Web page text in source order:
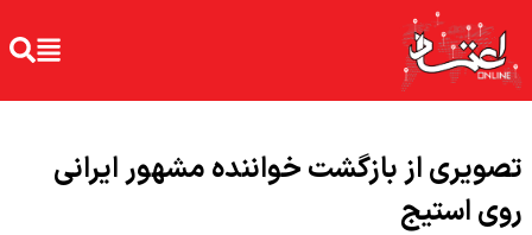
تصویری از بازگشت خواننده مشهور ایرانی
روی استیج